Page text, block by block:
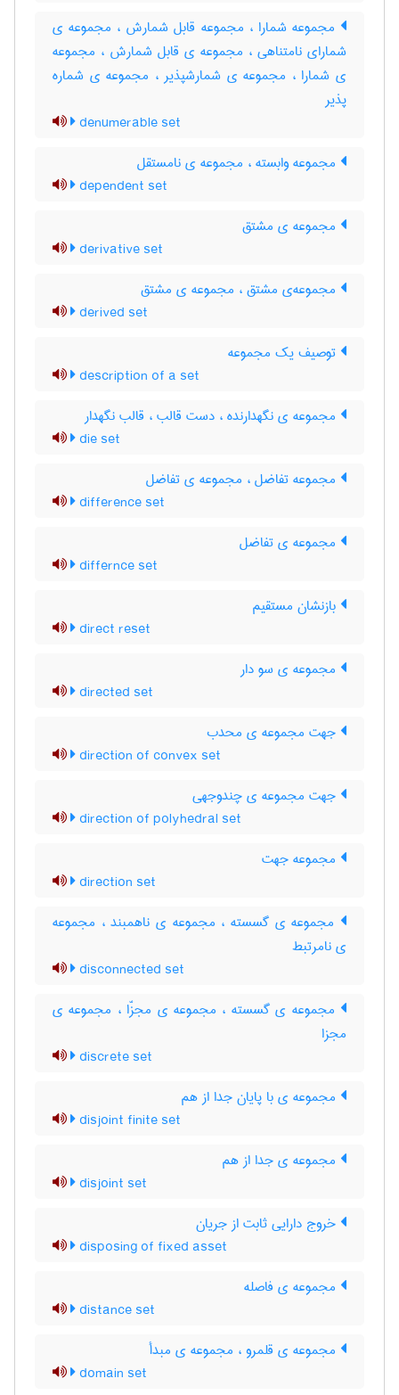
مجموعه شمارا ، مجموعه قابل شمارش ، مجموعه ی
شمارای نامتناهی ، مجموعه ی قابل شمارش ، مجموعه
ی شمارا ، مجموعه ی شمارشپذیر ، مجموعه ی شماره
پذیر
denumerable set
مجموعه وابسته ، مجموعه ی نامستقل
dependent set
مجموعه ی مشتق
derivative set
مجموعه‌ی مشتق ، مجموعه ی مشتق
derived set
توصیف یک مجموعه
description of a set
مجموعه ی نگهدارنده ، دست قالب ، قالب نگهدار
die set
مجموعه تفاضل ، مجموعه ی تفاضل
difference set
مجموعه ی تفاضل
differnce set
بازنشان مستقیم
direct reset
مجموعه ی سو دار
directed set
جهت مجموعه ی محدب
direction of convex set
جهت مجموعه ی چندوجهی
direction of polyhedral set
مجموعه جهت
direction set
مجموعه ی گسسته ، مجموعه ی ناهمبند ، مجموعه
ی نامرتبط
disconnected set
مجموعه ی گسسته ، مجموعه ی مجزّا ، مجموعه ی
مجزا
discrete set
مجموعه ی با پایان جدا از هم
disjoint finite set
مجموعه ی جدا از هم
disjoint set
خروج دارایی ثابت از جریان
disposing of fixed asset
مجموعه ی فاصله
distance set
مجموعه ی قلمرو ، مجموعه ی مبدأ
domain set